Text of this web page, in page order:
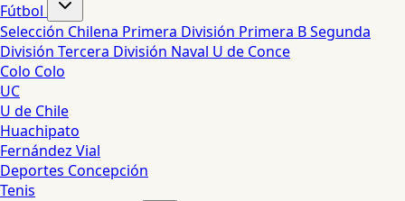
Fútbol
Selección Chilena Primera División Primera BSegunda
División Tercera División Naval U de Conce
Colo Colo
UC
U de Chile
Huachipato
Fernández Vial
Deportes Concepción
Tenis